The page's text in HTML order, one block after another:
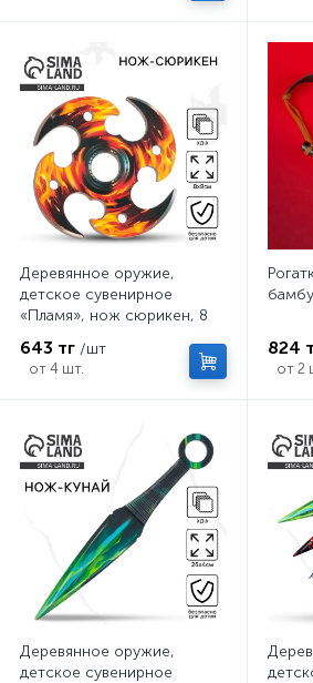
Деревянное оружие,
детское сувенирное
«Пламя», нож сюрикен, 8
643 тг /шт
от 4 шт.
824
от 2
Деревянное оружие,
детское сувенирное